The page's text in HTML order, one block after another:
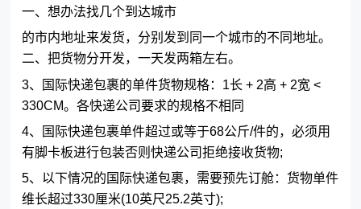
一、想办法找几个到达城市
的市内地址来发货，分别发到同一个城市的不同地址。
二、把货物分开发，一天发两箱左右。
3、国际快递包裹的单件货物规格：1长 + 2高 + 2宽 <
330CM。各快递公司要求的规格不相同
4、国际快递包裹单件超过或等于68公斤/件的，必须用
有脚卡板进行包装否则快递公司拒绝接收货物;
5、以下情况的国际快递包裹，需要预先订舱：货物单件
维长超过330厘米(10英尺25.2英寸);